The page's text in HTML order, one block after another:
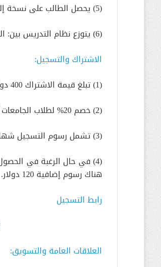
(5) يحصل الطالب على نسخة إلكترونية لأهم المصادر المعتمدة في المواد المقررة.
(6) يتوزع نظام التدريس بين: المحاضرات، عروض وتكليفات، فرق عمل، عصف ذهني، مشروع بحث.
الاشتراك والتسجيل:
(1) تبلغ قيمة الاشتراك 400 دولار أميركي، يتم سدادها عند التسجيل
(2) خصم 20% لطلاب الجامعات أو المجموعات
(3) تشمل رسوم التسجيل شهادة مشاركة من أكاديمية العلاقات الدولية
هناك رسوم إضافية 120 دولار.
رابط التسجيل
العلاقات العامة والتسويق: